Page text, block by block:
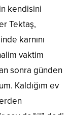
kendisini
Tektaş,
karnını
vaktim
sonra günden
Kaldığım ev